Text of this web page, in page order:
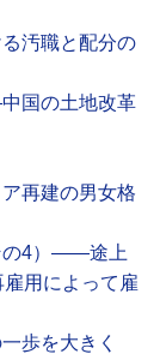
汚職と配分の
国の土地改革
再建の男女格
の4）――途上
用によって雇
歩を大きく